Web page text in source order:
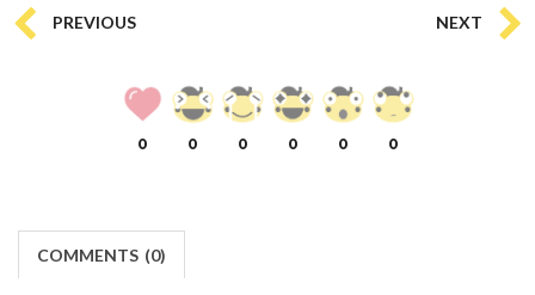
PREVIOUS NEXT
0 0 0 0 0 0
COMMENTS (0)